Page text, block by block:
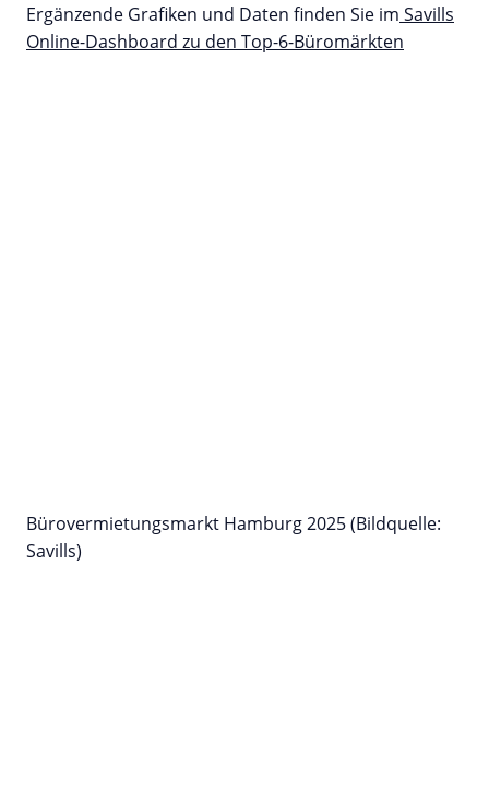
Ergänzende Grafiken und Daten finden Sie im Savills
Online-Dashboard zu den Top-6-Büromärkten
Bürovermietungsmarkt Hamburg 2025 (Bildquelle:
Savills)